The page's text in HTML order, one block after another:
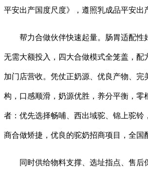
平安出产国度尺度》，遵照乳成品平安出
帮力合做伙伴快速起量。肠胃适配性
无需大额投入，四大合做模式全笼盖，配
加门店营收。凭仗正奶源、优良产物、完
构，口感顺滑，奶源优胜，养分平衡，零
者：优先选择畅哺、西出域驼、锦上驼铃
商合做矫捷，优良的驼奶招商项目，全国
同时供给物料支撑、选址指点、售后